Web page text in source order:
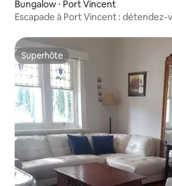
Bungalow ⋅ Port Vincent
Escapade à Port Vincent :
Superhôte
Superhôte